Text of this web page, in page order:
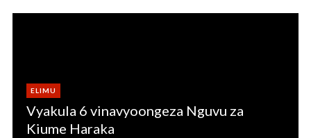
ELIMU
Vyakula 6 vinavyoongeza Nguvu za
Kiume Haraka